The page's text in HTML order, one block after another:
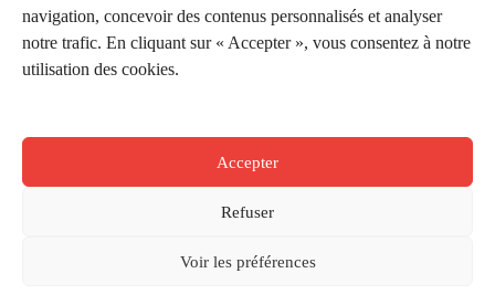
navigation, concevoir des contenus personnalisés et analyser
notre trafic. En cliquant sur « Accepter », vous consentez à notre
utilisation des cookies.
Accepter
Refuser
Voir les préférences
Application